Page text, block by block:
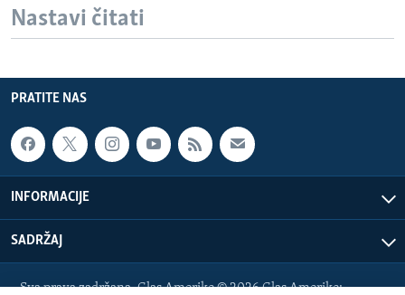
Nastavi čitati
PRATITE NAS
INFORMACIJE
SADRŽAJ
Sva prava zadržana. Glas Amerike © 2026 Glas Amerike: